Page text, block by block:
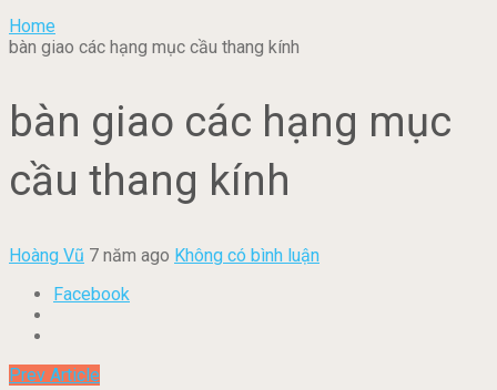
Home
bàn giao các hạng mục cầu thang kính
bàn giao các hạng mục
cầu thang kính
Hoàng Vũ 7 năm ago Không có bình luận
Facebook
Prev Article